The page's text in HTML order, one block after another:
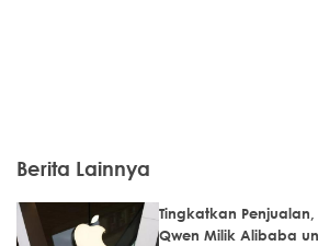
Berita Lainnya
Tingkatkan
Qwen Milik Alibaba